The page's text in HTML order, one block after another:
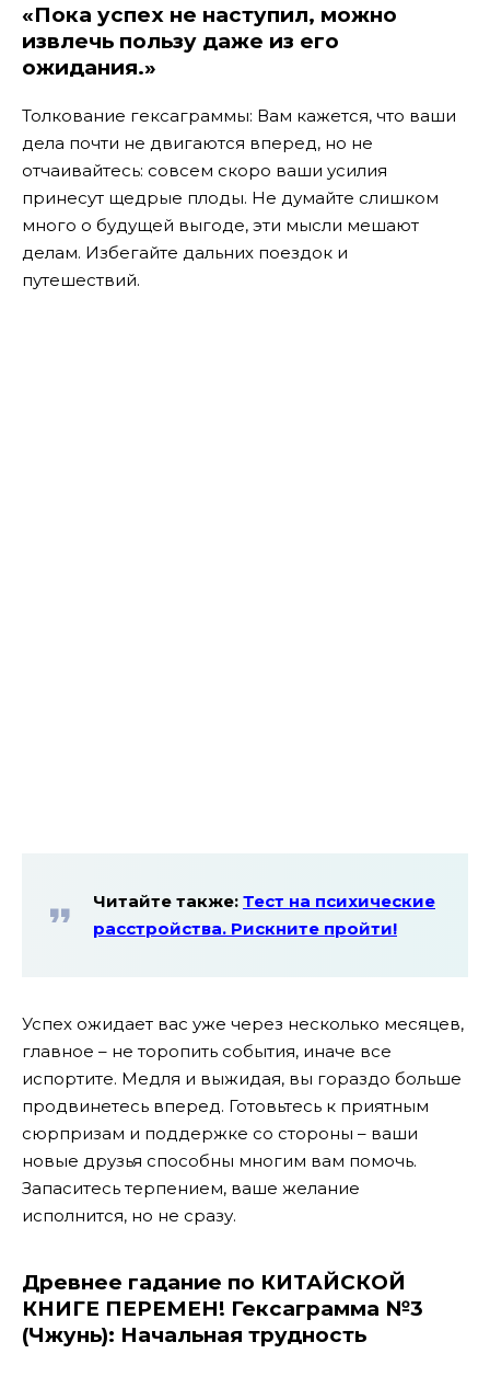
«Пока успех не наступил, можно
извлечь пользу даже из его
ожидания.»
Толкование гексаграммы: Вам кажется, что ваши
дела почти не двигаются вперед, но не
отчаивайтесь: совсем скоро ваши усилия
принесут щедрые плоды. Не думайте слишком
много о будущей выгоде, эти мысли мешают
делам. Избегайте дальних поездок и
путешествий.
Читайте также: Тест на психические
расстройства. Рискните пройти!
Успех ожидает вас уже через несколько месяцев,
главное – не торопить события, иначе все
испортите. Медля и выжидая, вы гораздо больше
продвинетесь вперед. Готовьтесь к приятным
сюрпризам и поддержке со стороны – ваши
новые друзья способны многим вам помочь.
Запаситесь терпением, ваше желание
исполнится, но не сразу.
Древнее гадание по КИТАЙСКОЙ
КНИГЕ ПЕРЕМЕН! Гексаграмма №3
(Чжунь): Начальная трудность